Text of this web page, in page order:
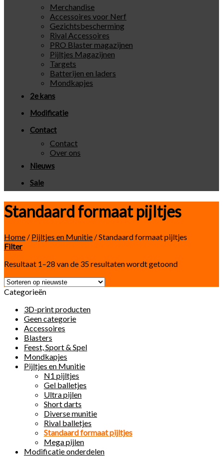
Merchandise
Accessoires voor Nerf
Gezichtsbescherming
Rival Accessoires
PRO Blaster magazijnen
Pijltjes Magazijnen
Targets
Batterijen en laders
Mondkapjes
2e kans
Modificatie
Contact
Contact
Over ons
Nieuws
Sale
Standaard formaat pijltjes
Home / Pijltjes en Munitie /Standaard formaat pijltjes
Filter
Resultaat 1–28 van de 35 resultaten wordt getoond
Categorieën
3D-print producten
Geen categorie
Accessoires
Blasters
Feest, Sport & Spel
Mondkapjes
Pijltjes en Munitie
N1 pijltjes
Gel balletjes
Ultra pijlen
Short darts
Diverse munitie
Rival balletjes
Standaard formaat pijltjes
Mega pijlen
Modificatie onderdelen